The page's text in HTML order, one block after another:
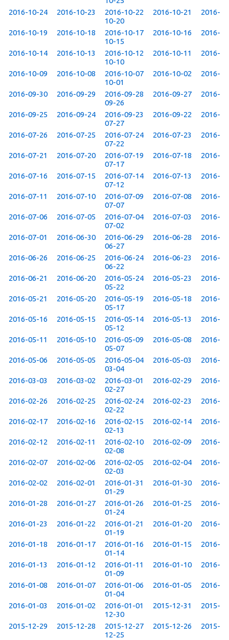
2016-10-24
2016-10-23 2016-10-22 2016-10-21
2016-
10-20
2016-10-19
2016-10-18 2016-10-17 2016-10-16
2016-
10-15
2016-10-14
2016-10-13 2016-10-12 2016-10-11
2016-
10-10
2016-10-09
2016-10-08 2016-10-07 2016-10-02
2016-
10-01
2016-09-30
2016-09-29 2016-09-28 2016-09-27
2016-
09-26
2016-09-25
2016-09-24 2016-09-23 2016-09-22
2016-
07-27
2016-07-26
2016-07-25 2016-07-24 2016-07-23
2016-
07-22
2016-07-21
2016-07-20 2016-07-19 2016-07-18
2016-
07-17
2016-07-16
2016-07-15 2016-07-14 2016-07-13
2016-
07-12
2016-07-11
2016-07-10 2016-07-09 2016-07-08
2016-
07-07
2016-07-06
2016-07-05 2016-07-04 2016-07-03
2016-
07-02
2016-07-01
2016-06-30 2016-06-29 2016-06-28
2016-
06-27
2016-06-26
2016-06-25 2016-06-24 2016-06-23
2016-
06-22
2016-06-21
2016-06-20 2016-05-24 2016-05-23
2016-
05-22
2016-05-21
2016-05-20 2016-05-19 2016-05-18
2016-
05-17
2016-05-16
2016-05-15 2016-05-14 2016-05-13
2016-
05-12
2016-05-11
2016-05-10 2016-05-09 2016-05-08
2016-
05-07
2016-05-06
2016-05-05 2016-05-04 2016-05-03
2016-
03-04
2016-03-03
2016-03-02 2016-03-01 2016-02-29
2016-
02-27
2016-02-26
2016-02-25 2016-02-24 2016-02-23
2016-
02-22
2016-02-17
2016-02-16 2016-02-15 2016-02-14
2016-
02-13
2016-02-12
2016-02-11 2016-02-10 2016-02-09
2016-
02-08
2016-02-07
2016-02-06 2016-02-05 2016-02-04
2016-
02-03
2016-02-02
2016-02-01 2016-01-31 2016-01-30
2016-
01-29
2016-01-28
2016-01-27 2016-01-26 2016-01-25
2016-
01-24
2016-01-23
2016-01-22 2016-01-21 2016-01-20
2016-
01-19
2016-01-18
2016-01-17 2016-01-16 2016-01-15
2016-
01-14
2016-01-13
2016-01-12 2016-01-11 2016-01-10
2016-
01-09
2016-01-08
2016-01-07 2016-01-06 2016-01-05
2016-
01-04
2016-01-03
2016-01-02 2016-01-01 2015-12-31
2015-
12-30
2015-12-29
2015-12-28 2015-12-27 2015-12-26
2015-
12-25